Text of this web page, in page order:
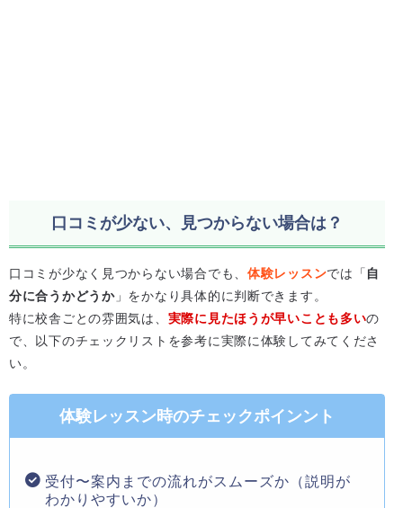
口コミが少ない、見つからない場合は？
口コミが少なく見つからない場合でも、 体験レッスンでは「 自
分に合うかどうか」をかなり具体的に判断できます。
特に校舎ごとの雰囲気は、 実際に見たほうが早いことも多いの
で、以下のチェックリストを参考に実際に体験してみてくださ
い。
体験レッスン時のチェックポインント
受付〜案内までの流れがスムーズか（説明が
わかりやすいか）